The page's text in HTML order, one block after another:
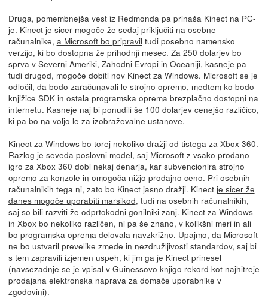
Druga, pomembnejša vest iz Redmonda pa prinaša Kinect na PC-
je. Kinect je sicer mogoče že sedaj priključiti na osebne
računalnike, a Microsoft bo pripravil tudi posebno namensko
verzijo, ki bo dostopna že prihodnji mesec. Za 250 dolarjev bo
sprva v Severni Ameriki, Zahodni Evropi in Oceaniji, kasneje pa
tudi drugod, mogoče dobiti nov Kinect za Windows. Microsoft se je
odločil, da bodo zaračunavali le strojno opremo, medtem ko bodo
knjižice SDK in ostala programska oprema brezplačno dostopni na
internetu. Kasneje naj bi ponudili še 100 dolarjev cenejšo različico,
ki pa bo na voljo le za izobraževalne ustanove.
Kinect za Windows bo torej nekoliko dražji od tistega za Xbox 360.
Razlog je seveda poslovni model, saj Microsoft z vsako prodano
igro za Xbox 360 dobi nekaj denarja, kar subvencionira strojno
opremo za konzole in omogoča nižjo prodajno ceno. Pri osebnih
računalnikih tega ni, zato bo Kinect jasno dražji. Kinect je sicer že
danes mogoče uporabiti marsikod, tudi na osebnih računalnikih,
saj so bili razviti že odprtokodni gonilniki zanj. Kinect za Windows
in Xbox bo nekoliko različen, ni pa še znano, v kolikšni meri in ali
bo programska oprema delovala navzkrižno. Upajmo, da Microsoft
ne bo ustvaril prevelike zmede in nezdružljivosti standardov, saj bi
s tem zapravili izjemen uspeh, ki jim ga je Kinect prinesel
(navsezadnje se je vpisal v Guinessovo knjigo rekord kot najhitreje
prodajana elektronska naprava za domače uporabnike v
zgodovini).